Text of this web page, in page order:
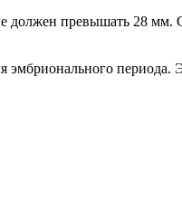
должен превышать 28 мм.
периода.